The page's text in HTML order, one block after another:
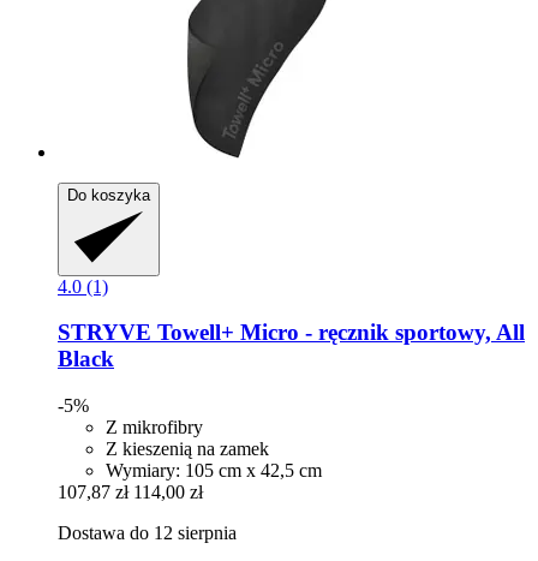
Do koszyka
4.0 (1)
STRYVE Towell+ Micro -​ ręcznik sportowy, All
Black
-5%
Z mikrofibry
Z kieszenią na zamek
Wymiary: 105 cm x 42,5 cm
107,87 zł 114,00 zł
Dostawa do 12 sierpnia